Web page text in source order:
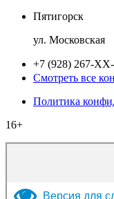
Пятигорск
ул. Московская
+7 (928) 267-
Смотреть все
Политика
16+